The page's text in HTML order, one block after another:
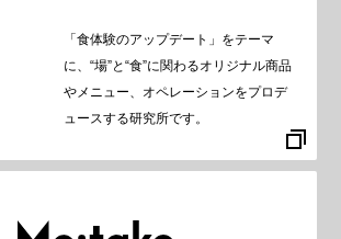
「食体験のアップデート」をテーマ
に、“場”と“食”に関わるオリジナル商品
やメニュー、オペレーションをプロデ
ュースする研究所です。